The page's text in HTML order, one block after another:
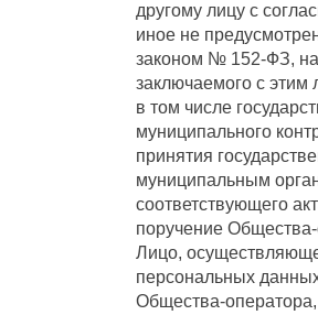
другому лицу с
иное не
законом № 152-ФЗ,
заключаемого с этим
в том числе
муниципального
принятия
муниципальным
соответствующего
поручение
Лицо,
персональных
Общества-